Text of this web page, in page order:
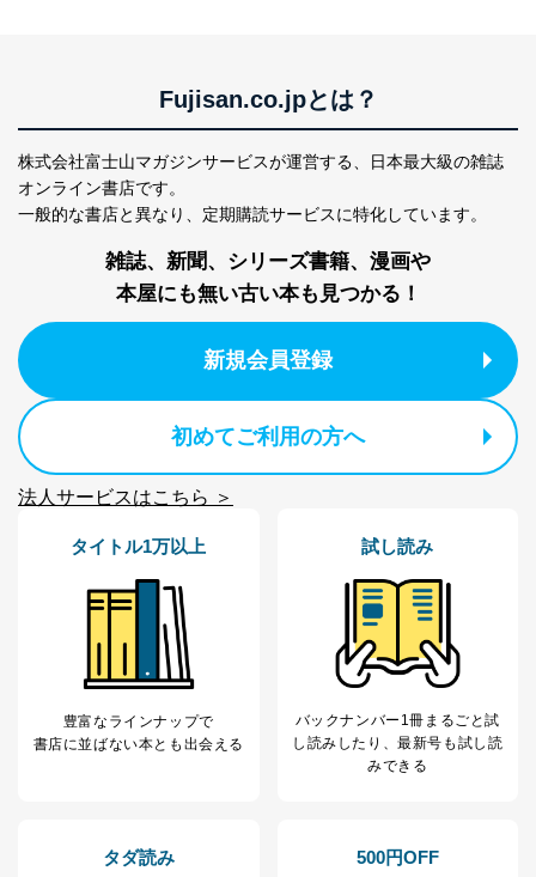
No
個人情報の種類
当社の定期購読サ
ービス等をご利用
購入商品の配送のため
商品代金回収のため
ｅメール等による商品、サービ
ス、キャンペーン等の広告の案内
のため
析して、趣味・嗜好に
当社にお問合わせ
人情報
お問い合わせ対応、トラブル対
質向上のため
Aサービス利用者
カスタマーQ＆Aサイトの投稿内容
ｅメール等によるカスタマーQ＆A
ｅメール等による商品、サービ
ス、キャンペーン等の広告に関す
るご案内のため
採用応募者の方の
5
当社の従業者の個
人情報
人事、総務などの雇用管理等のた
め
定期購読サービス
等をご利用の方の
サービス、キャンペーン等の広告
Fujisan.co.jpとは？
株式会社富士山マガジンサービスが運営する、
日本最大級の雑誌
オンライン書店です。
一般的な書店と異なり、 定期購読サービスに特化しています。
雑誌、新聞、シリーズ書籍、漫画や
本屋にも無い古い本も見つかる！
新規会員登録
初めてご利用の方へ
法人サービスはこちら ＞
タイトル1万以上
豊富なラインナップで
書店に並ばない本とも出会える
試し読み
バックナンバー1冊まるごと試
し読み したり、最新号も試し読
みできる
タダ読み 500円OFF